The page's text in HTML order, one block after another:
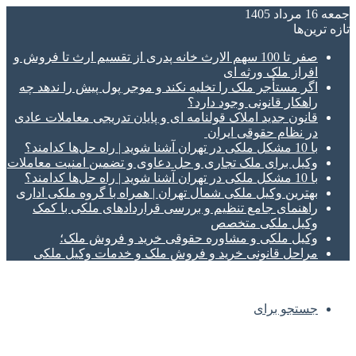
جمعه 16 مرداد 1405
تازه‌ ترین‌ها
صفر تا 100 سهم الارث خانه پدری از تقسیم ارث تا فروش و
افراز ملک ورثه ای
اگر مستأجر ملک را تخلیه نکند و موجر پول پیش را ندهد چه
راهکار قانونی وجود دارد؟
قانون جدید املاک قولنامه ای و پایان تدریجی معاملات عادی
در نظام حقوقی ایران
با 10 مشکل ملکی در تهران آشنا شوید | راه حل‌ها کدامند؟
وکیل برای ملک تجاری و حل دعاوی و تضمین امنیت معاملات
با 10 مشکل ملکی در تهران آشنا شوید | راه حل‌ها کدامند؟
بهترین وکیل ملکی شمال تهران | همراه با گروه ملکی اداری
راهنمای جامع تنظیم و بررسی قراردادهای ملکی با کمک
وکیل ملکی متخصص
وکیل ملکی و مشاوره حقوقی خرید و فروش ملک؛
مراحل قانونی خرید و فروش ملک و خدمات وکیل ملکی
جستجو برای